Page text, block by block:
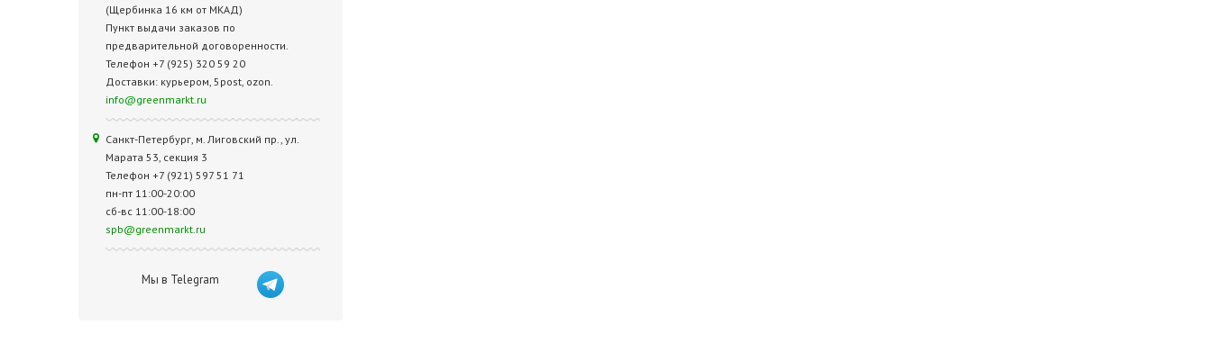
(Щербинка 16 км от МКАД)
Пункт выдачи заказов по
предварительной договоренности.
Телефон +7 (925) 320 59 20
Доставки: курьером, 5post, ozon.
info@greenmarkt.ru
Санкт-Петербург, м. Лиговский пр., ул.
Марата 53, секция 3
Телефон +7 (921) 597 51 71
пн-пт 11:00-20:00
сб-вс 11:00-18:00
spb@greenmarkt.ru
Мы в Telegram